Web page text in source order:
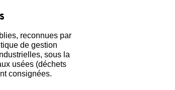
reconnues par
de gestion
sous la
usées (déchets
consignées.